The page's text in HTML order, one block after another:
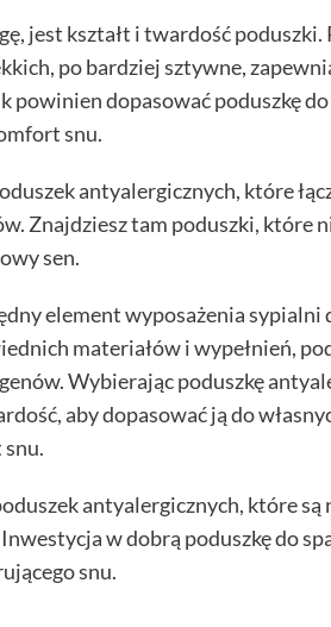
jest kształt i twardość
po bardziej sztywne,
powinien dopasować poduszkę
snu.
antyalergicznych, które
Znajdziesz tam poduszki, które
sen.
element wyposażenia sypialni
materiałów i wypełnień,
Wybierając poduszkę
aby dopasować ją do
antyalergicznych, które są
w dobrą poduszkę do
snu.